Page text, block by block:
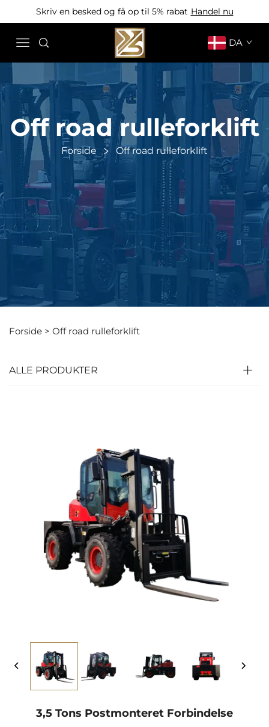
Skriv en besked og få op til 5% rabat Handel nu
DA
Off road rulleforklift
Forside Off road rulleforklift
Forside > Off road rulleforklift
ALLE PRODUKTER
3,5 Tons Postmonteret Forbindelse